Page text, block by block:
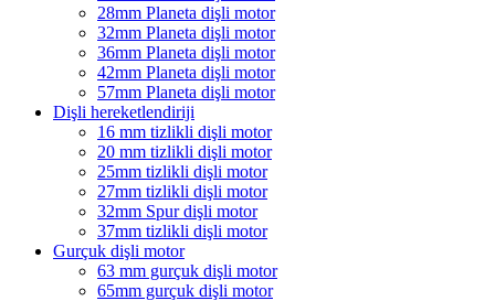
28mm Planeta dişli motor
32mm Planeta dişli motor
36mm Planeta dişli motor
42mm Planeta dişli motor
57mm Planeta dişli motor
Dişli hereketlendiriji
16 mm tizlikli dişli motor
20 mm tizlikli dişli motor
25mm tizlikli dişli motor
27mm tizlikli dişli motor
32mm Spur dişli motor
37mm tizlikli dişli motor
Gurçuk dişli motor
63 mm gurçuk dişli motor
65mm gurçuk dişli motor